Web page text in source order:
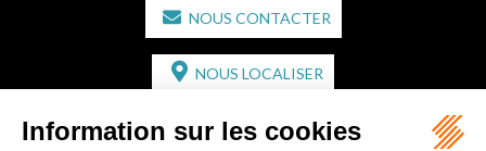
NOUS CONTACTER
NOUS LOCALISER
CABINET SECONDAIRE